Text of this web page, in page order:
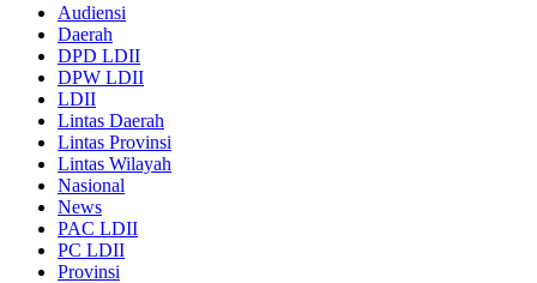
Audiensi
Daerah
DPD LDII
DPW LDII
LDII
Lintas Daerah
Lintas Provinsi
Lintas Wilayah
Nasional
News
PAC LDII
PC LDII
Provinsi